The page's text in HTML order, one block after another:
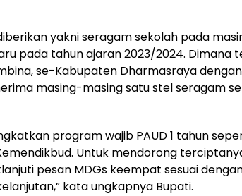
yakni seragam sekolah pada
pada tahun ajaran 2023/2024. Dimana
se-Kabupaten Dharmasraya dengan
masing-masing satu stel seragam
program wajib PAUD 1 tahun
Untuk mendorong
pesan MDGs keempat sesuai
kata ungkapnya Bupati.